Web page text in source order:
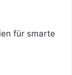
für smarte